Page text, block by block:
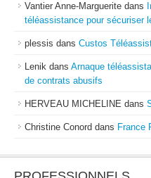
Vantier Anne-Marguerite dans
téléassistance pour sécuriser
plessis dans Custos
Lenik dans Arnaque
de contrats abusifs
HERVEAU MICHELINE dans
Christine Conord dans France